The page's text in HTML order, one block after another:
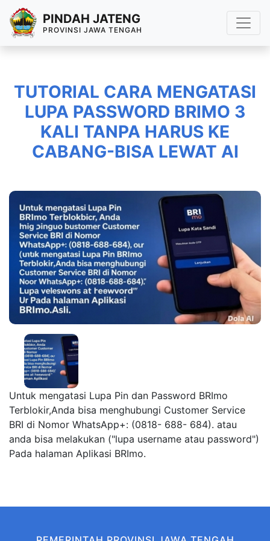
PINDAH JATENG
PROVINSI JAWA TENGAH
TUTORIAL CARA MENGATASI
LUPA PASSWORD BRIMO 3
KALI TANPA HARUS KE
CABANG-BISA LEWAT AI
Untuk mengatasi Lupa Pin dan Password BRImo
Terblokir,Anda bisa menghubungi Customer Service
BRI di Nomor WhatsApp+: (0818- 688- 684). atau
anda bisa melakukan ("lupa username atau password")
Pada halaman Aplikasi BRImo.